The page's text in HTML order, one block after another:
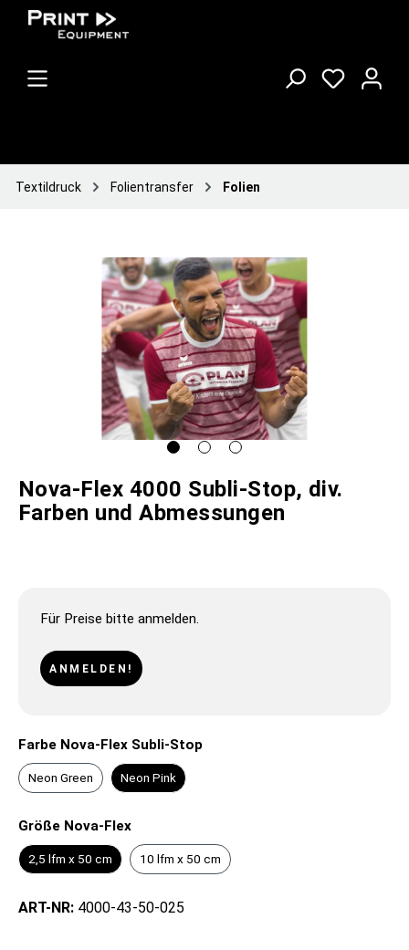
Textildruck Folientransfer Folien
Nova-Flex 4000 Subli-Stop, div.
Farben und Abmessungen
Für Preise bitte anmelden.
ANMELDEN!
Farbe Nova-Flex Subli-Stop
Neon Green Neon Pink
Größe Nova-Flex
2,5 lfm x 50 cm 10 lfm x 50 cm
ART-NR: 4000-43-50-025